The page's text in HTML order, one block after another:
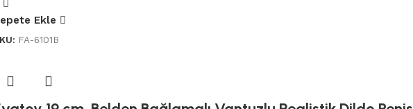
Ekle
FA-6101B